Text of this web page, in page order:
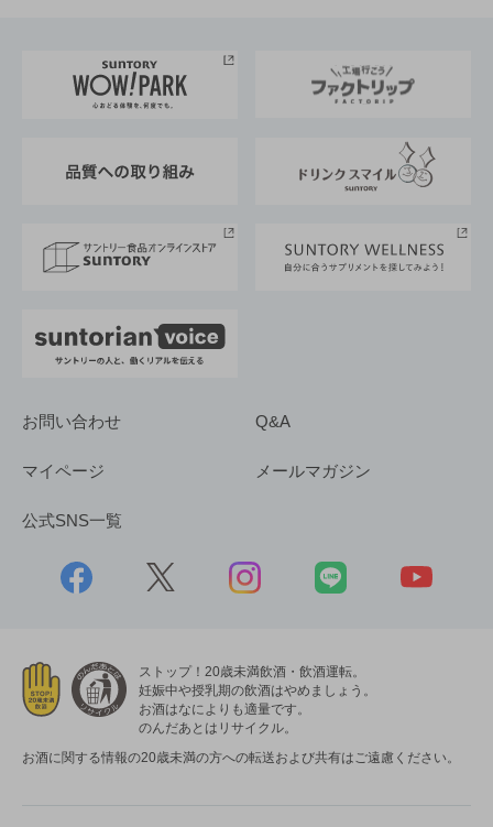
地域情報
サントリーサンバーズ大阪
サントリーが考えるサステナビリティ経営
企業概要
採用情報
お問い合わせ Q&A
マイページ メールマガジン
公式SNS一覧
ストップ！20歳未満飲酒・飲酒運転。
妊娠中や授乳期の飲酒はやめましょう。
お酒はなによりも適量です。
のんだあとはリサイクル。
お酒に関する情報の20歳未満の方への転送および共有はご遠慮ください。